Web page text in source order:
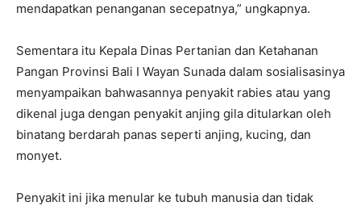
mendapatkan penanganan secepatnya,” ungkapnya.
Sementara itu Kepala Dinas Pertanian dan Ketahanan
Pangan Provinsi Bali I Wayan Sunada dalam sosialisasinya
menyampaikan bahwasannya penyakit rabies atau yang
dikenal juga dengan penyakit anjing gila ditularkan oleh
binatang berdarah panas seperti anjing, kucing, dan
monyet.
Penyakit ini jika menular ke tubuh manusia dan tidak